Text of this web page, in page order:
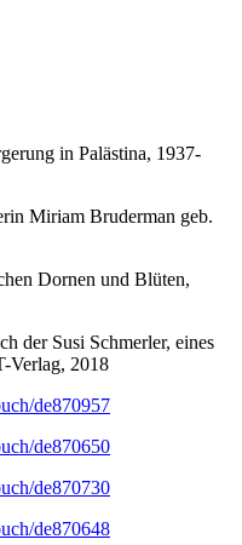
in Palästina, 1937-
Miriam Bruderman geb.
Dornen und Blüten,
der Susi Schmerler, eines
Verlag, 2018
de870957
de870650
de870730
de870648